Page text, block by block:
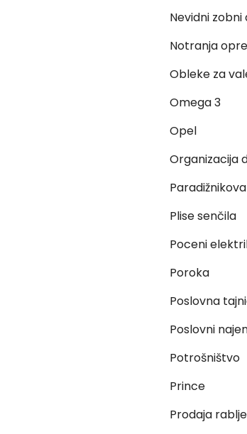
Nevidni
Notranja
Obleke za
Omega 3
Opel
Organizacija
Plise senčila
Poceni
Poroka
Poslovna
Poslovni
Potrošništvo
Prince
Prodaja